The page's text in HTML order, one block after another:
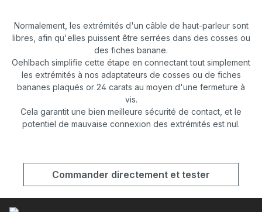
Normalement, les extrémités d'un câble de haut-parleur sont
libres, afin qu'elles puissent être serrées dans des cosses ou
des fiches banane.
Oehlbach simplifie cette étape en connectant tout simplement
les extrémités à nos adaptateurs de cosses ou de fiches
bananes plaqués or 24 carats au moyen d'une fermeture à
vis.
Cela garantit une bien meilleure sécurité de contact, et le
potentiel de mauvaise connexion des extrémités est nul.
Commander directement et tester